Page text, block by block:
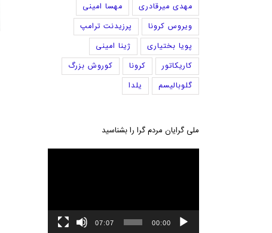
مهدی میرقادری
مهسا امینی
ویروس کرونا
پرزیدنت ترامپ
پویا بختیاری
ژینا امینی
کاریکاتور
کرونا
کوروش بزرگ
گلوبالیسم
یلدا
ملی گرایان مردم گرا را بشناسید
00:00
07:07